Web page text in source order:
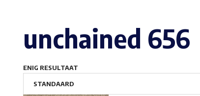
unchained 656
ENIG RESULTAAT